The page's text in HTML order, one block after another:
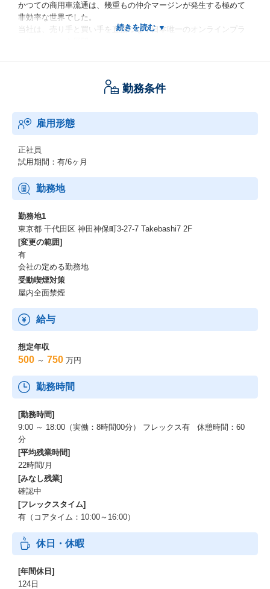
かつての商用車流通は、幾重もの仲介マージンが発生する極めて
非効率な世界でした。
当社は、売り手と買い手を直接つなぐ日本唯一のオンラインプラ
乗用車の査定ノウハウはトラックに通用しないため、大手買取業
者/メディアの顧客基盤・営業リソースを活用できず、参入障壁の
物流から他業界へと領域を広げ、今まさに「商用車オンラインプ
ラットフォーム」として、爆発的な成長を遂げています。
２：前年比150%の爆発的成長フェーズ
物流業界から建設業界へ。累計27.5億円の資金を背景に、今まさ
に市場を飲み込もうとしている「一番面白い」瞬間に立ち会えま
す。
３：「リクルート最年少部長」が設計した最強の育成環境
圧倒的な実績を持つリーダーのもと、徹底した1on1とPDCAサイ
クルにより、どこでも通用する「稼げる個の力」を短期間で身に
つけられます。
勤務条件
雇用形態
正社員
試用期間：有/6ヶ月
勤務地
勤務地1
東京都 千代田区 神田神保町3-27-7 Takebashi7 2F
[変更の範囲]
有
会社の定める勤務地
受動喫煙対策
屋内全面禁煙
給与
想定年収
500 ～ 750 万円
勤務時間
[勤務時間]
9:00 ～ 18:00（実働：8時間00分） フレックス有 休憩時間：60
分
[平均残業時間]
22時間/月
[みなし残業]
確認中
[フレックスタイム]
有（コアタイム：10:00～16:00）
休日・休暇
[年間休日]
124日